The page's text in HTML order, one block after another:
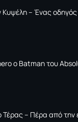
– Ένας
ο Batman του
– Πέρα από την